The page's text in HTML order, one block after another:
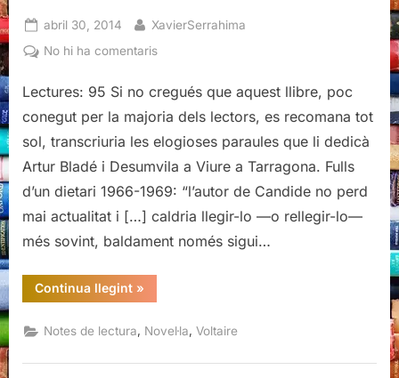
Posted
on
abril 30, 2014 By
XavierSerrahima
No hi ha comentarisa
Voltaire
Lectures: 95 Si no cregués que aquest llibre, poc
conegut per la majoria dels lectors, es recomana tot
sol, transcriuria les elogioses paraules que li dedicà
Artur Bladé i Desumvila a Viure a Tarragona. Fulls
d’un dietari 1966-1969: “l’autor de Candide no perd
mai actualitat i […] caldria llegir-lo —o relle­gir-lo—
més sovint, baldament només sigui…
Continua llegint“Càndid,
Voltaire”
»
Notes de lectura, Novel·la,Voltaire